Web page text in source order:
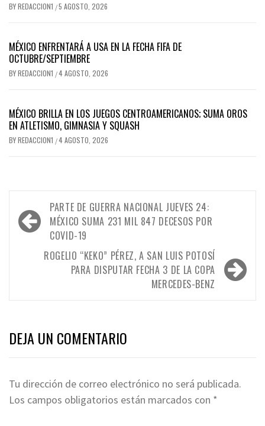
BYREDACCION1 /5 AGOSTO, 2026
MÉXICO ENFRENTARÁ A USA EN LA FECHA FIFA DE
OCTUBRE/SEPTIEMBRE
BYREDACCION1 /4 AGOSTO, 2026
MÉXICO BRILLA EN LOS JUEGOS CENTROAMERICANOS; SUMA OROS
EN ATLETISMO, GIMNASIA Y SQUASH
BYREDACCION1 /4 AGOSTO, 2026
Navegación
de
entradas
PARTE DE GUERRA NACIONAL JUEVES 24:
MÉXICO SUMA 231 MIL 847 DECESOS POR
COVID-19
ROGELIO “KEKO” PÉREZ, A SAN LUIS POTOSÍ
PARA DISPUTAR FECHA 3 DE LA COPA
MERCEDES-BENZ
DEJA UN COMENTARIO
Tu dirección de correo electrónico no será publicada.
Los campos obligatorios están marcados con *